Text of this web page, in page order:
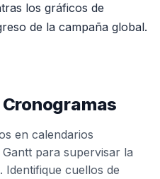
los gráficos de
de la campaña global.
en calendarios
para supervisar la
Identifique cuellos de